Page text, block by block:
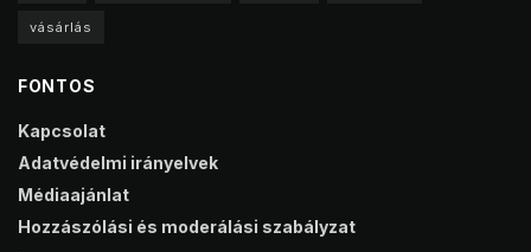
vásárlás
FONTOS
Kapcsolat
Adatvédelmi irányelvek
Médiaajánlat
Hozzászólási és moderálási szabályzat